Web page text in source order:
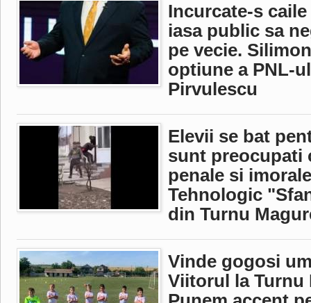
Incurcate-s
iasa public sa
pe vecie.
optiune a PNL-
Pirvulescu
Elevii se bat
sunt preocupati
penale si
Tehnologic
din Turnu
Vinde gogosi
Viitorul la Turnu